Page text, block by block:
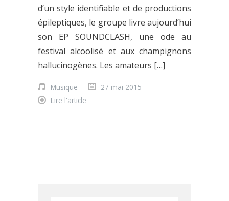
d’un style identifiable et de productions
épileptiques, le groupe livre aujourd’hui
son EP SOUNDCLASH, une ode au
festival alcoolisé et aux champignons
hallucinogènes. Les amateurs […]
Musique
27 mai 2015
Lire l'article